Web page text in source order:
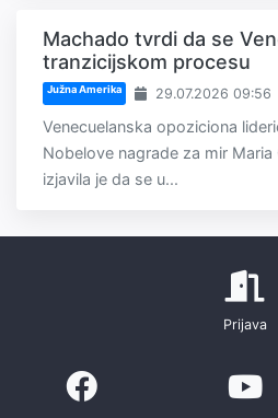
Machado tvrdi da se
tranzicijskom procesu
Južna Amerika 29.07.2026 09:56
Venecuelanska opoziciona
Nobelove nagrade za mir
izjavila je da se u...
Prijava